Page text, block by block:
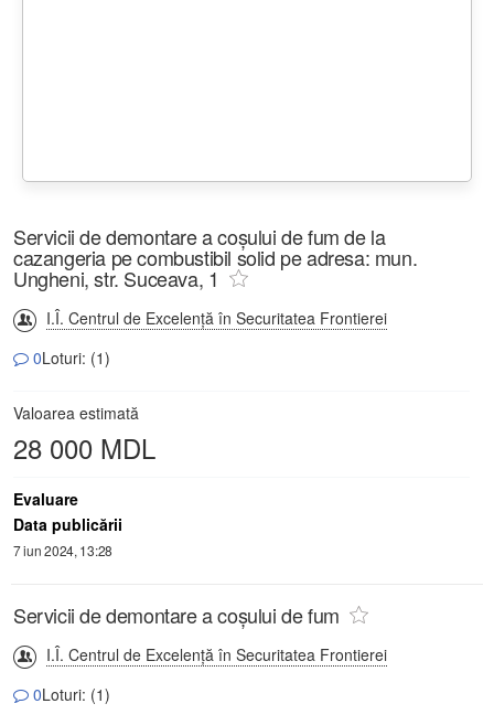
Servicii de demontare a coșului de fum de la
cazangeria pe combustibil solid pe adresa: mun.
Ungheni, str. Suceava, 1
I.Î. Centrul de Excelență în Securitatea Frontierei
0Loturi: (1)
Valoarea estimată
28 000 MDL
Evaluare
Data publicării
7 iun 2024, 13:28
Servicii de demontare a coșului de fum
I.Î. Centrul de Excelență în Securitatea Frontierei
0Loturi: (1)